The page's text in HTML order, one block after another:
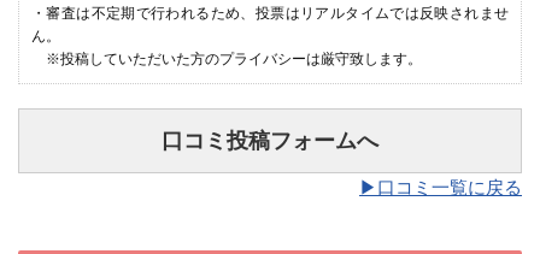
・審査は不定期で行われるため、投票はリアルタイムでは反映されませ
ん。
※投稿していただいた方のプライバシーは厳守致します。
口コミ投稿フォームへ
▶︎口コミ一覧に戻る